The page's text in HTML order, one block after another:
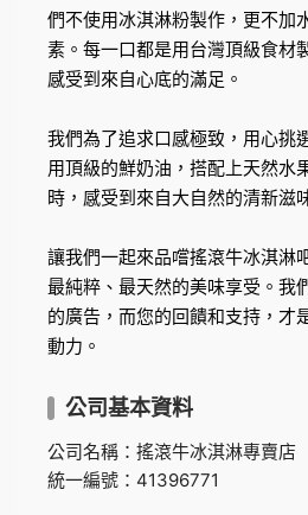
們不使用冰淇淋粉製作，更不加
素。每一口都是用台灣頂級食材
感受到來自心底的滿足。
我們為了追求口感極致，用心挑
用頂級的鮮奶油，搭配上天然水
時，感受到來自大自然的清新滋
讓我們一起來品嚐搖滾牛冰淇淋
最純粹、最天然的美味享受。我
的廣告，而您的回饋和支持，才
動力。
公司基本資料
公司名稱：搖滾牛冰淇淋專賣店
統一編號：41396771